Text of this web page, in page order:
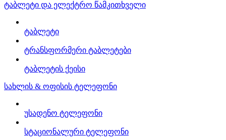
ტაბლეტი და ელექტრო წამკითხველი
ტაბლეტი
ტრანსფორმერი ტაბლეტები
ტაბლეტის ქეისი
სახლის & ოფისის ტელეფონი
უსადენო ტელეფონი
სტაციონალური ტელეფონი